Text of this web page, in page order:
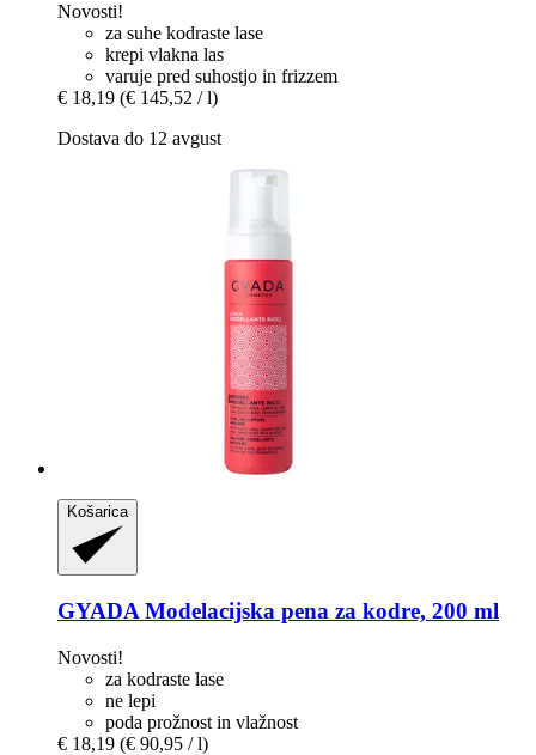
Novosti!
za suhe kodraste lase
krepi vlakna las
varuje pred suhostjo in frizzem
€ 18,19 (€ 145,52 / l)
Dostava do 12 avgust
Košarica
GYADA Modelacijska pena za kodre, 200 ml
Novosti!
za kodraste lase
ne lepi
poda prožnost in vlažnost
€ 18,19 (€ 90,95 / l)